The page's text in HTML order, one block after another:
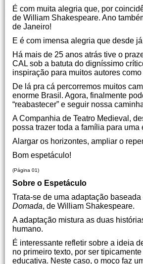
É com muita alegria que, por
de William Shakespeare. Ano
de Janeiro!
E é com imensa alegria que desde
Há mais de 25 anos atrás tive o
CAL sob a batuta do digníssimo
inspiração para muitos autores
De lá pra cá percorremos muitos
enorme Brasil. Agora, finalmente
“reabastecer” e seguir nossa
A Companhia de Teatro Medieval,
possa trazer toda a família para
Alargar os horizontes, ampliar o
Bom espetáculo!
(Página 01)
Sobre o Espetáculo
Trata-se de uma adaptação
Domada, de William Shakespeare.
A adaptação mistura as duas
humano.
É interessante refletir sobre a ideia
no primeiro texto, por ser
educativa. Neste caso, o moço faz